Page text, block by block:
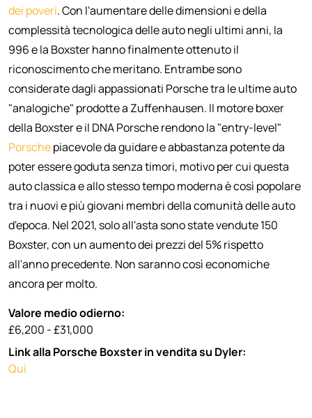
dei poveri. Con l'aumentare delle dimensioni e della
complessità tecnologica delle auto negli ultimi anni, la
996 e la Boxster hanno finalmente ottenuto il
riconoscimento che meritano. Entrambe sono
considerate dagli appassionati Porsche tra le ultime auto
"analogiche" prodotte a Zuffenhausen. Il motore boxer
della Boxster e il DNA Porsche rendono la "entry-level"
Porschepiacevole da guidare e abbastanza potente da
poter essere goduta senza timori, motivo per cui questa
auto classica e allo stesso tempo moderna è così popolare
tra i nuovi e più giovani membri della comunità delle auto
d'epoca. Nel 2021, solo all'asta sono state vendute 150
Boxster, con un aumento dei prezzi del 5% rispetto
all'anno precedente. Non saranno così economiche
ancora per molto.
Valore medio odierno:
£6,200 - £31,000
Link alla Porsche Boxster in vendita su Dyler:
Qui